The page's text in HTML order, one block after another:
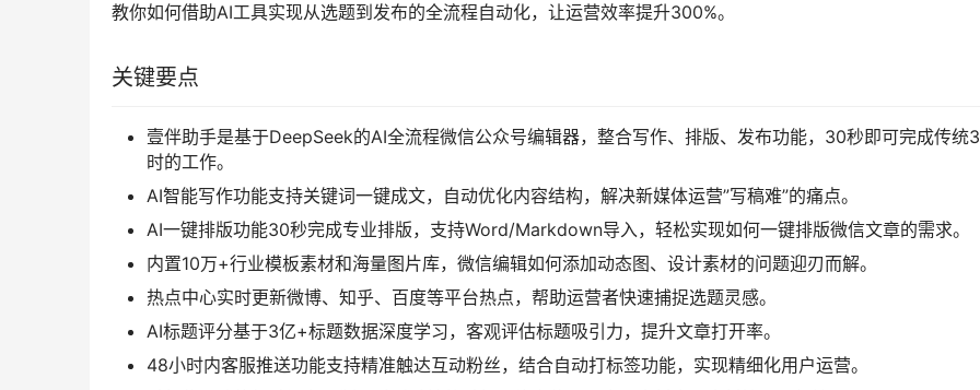
教你如何借助AI工具实现从选题到发布的全流程自动化，让运营效率提升300%。
关键要点
壹伴助手是基于DeepSeek的AI全流程微信公众号编辑器，整合写作、排版、发布功能，30秒即可完成传统
时的工作。
AI智能写作功能支持关键词一键成文，自动优化内容结构，解决新媒体运营”写稿难”的痛点。
AI一键排版功能30秒完成专业排版，支持Word/Markdown导入，轻松实现如何一键排版微信文章的需求。
内置10万+行业模板素材和海量图片库，微信编辑如何添加动态图、设计素材的问题迎刃而解。
热点中心实时更新微博、知乎、百度等平台热点，帮助运营者快速捕捉选题灵感。
AI标题评分基于3亿+标题数据深度学习，客观评估标题吸引力，提升文章打开率。
48小时内客服推送功能支持精准触达互动粉丝，结合自动打标签功能，实现精细化用户运营。